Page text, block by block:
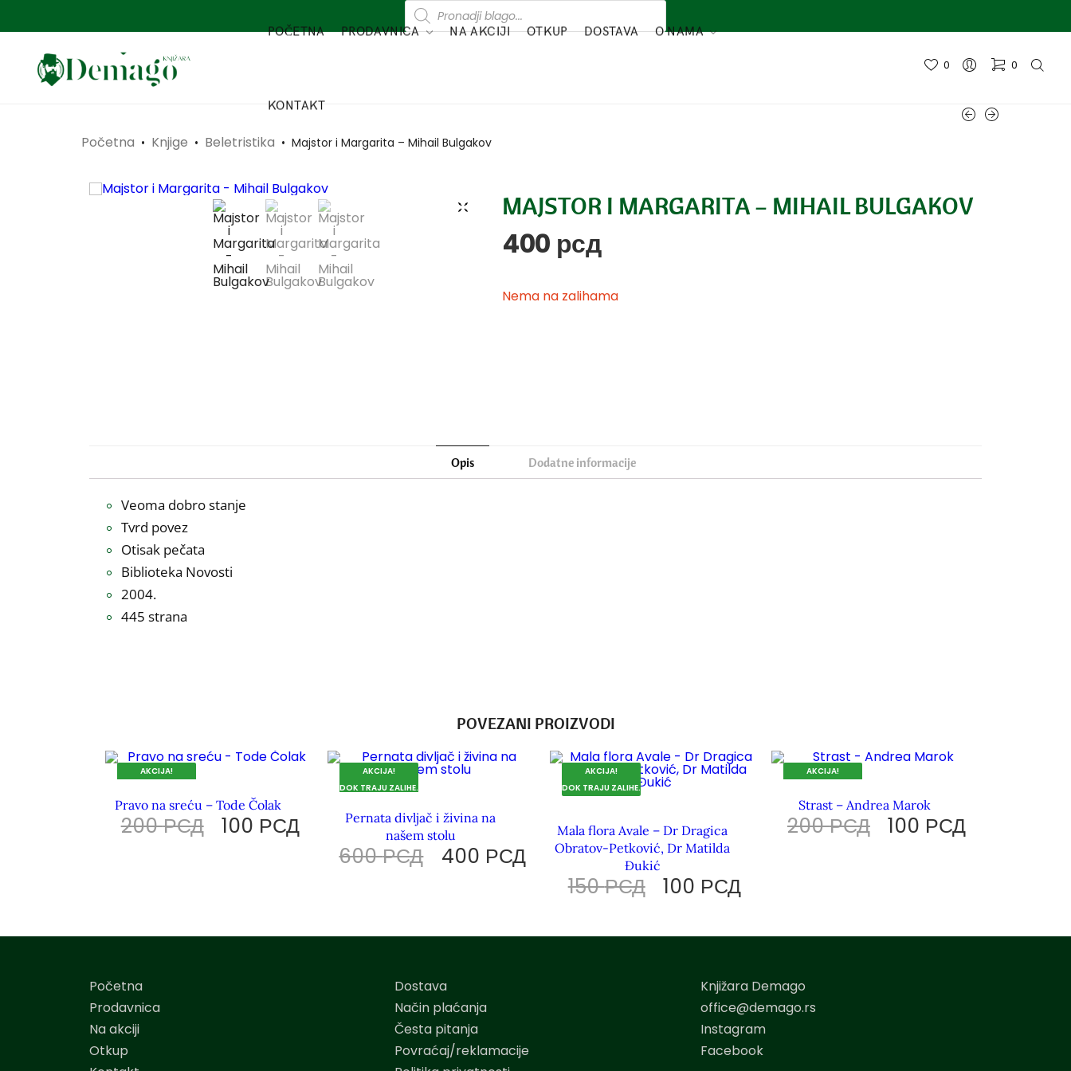
POČETNA PRODAVNICA NA AKCIJI OTKUP DOSTAVA O NAMA
KONTAKT
0 0
Početna • Knjige • Beletristika • Majstor i Margarita – Mihail Bulgakov
MAJSTOR I MARGARITA – MIHAIL BULGAKOV
400 рсд
Nema na zalihama
Opis Dodatne informacije
Veoma dobro stanje
Tvrd povez
Otisak pečata
Biblioteka Novosti
2004.
445 strana
POVEZANI PROIZVODI
AKCIJA!
Pravo na sreću – Tode Čolak
200РСД 100 РСД
AKCIJA!
DOK TRAJU ZALIHE.
Pernata divljač i živina na
našem stolu
600РСД 400 РСД
AKCIJA!
DOK TRAJU ZALIHE.
Mala flora Avale – Dr Dragica
Obratov-Petković, Dr Matilda
Đukić
150РСД 100 РСД
AKCIJA!
Strast – Andrea Marok
200РСД 100 РСД
Početna
Prodavnica
Na akciji
Otkup
Dostava
Način plaćanja
Česta pitanja
Povraćaj/reklamacije
Knjižara Demago
office@demago.rs
Instagram
Facebook